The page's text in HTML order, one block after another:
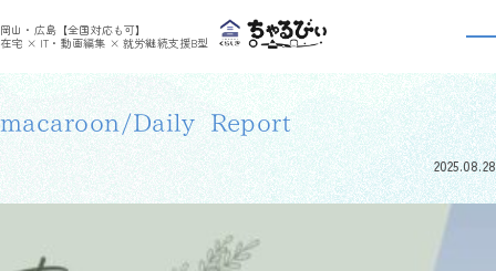
岡山・広島【全国対応も可】
在宅 × IT・動画編集 × 就労継続支援B型
利用者さんの日報 >macaroon/Daily Report
利用者さんの日報
macaroon/Daily Report
2025.08.28